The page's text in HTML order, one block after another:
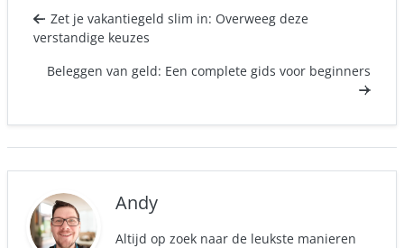
Zet je vakantiegeld slim in: Overweeg deze
verstandige keuzes
Beleggen van geld: Een complete gids voor beginners
Andy
Altijd op zoek naar de leukste manieren